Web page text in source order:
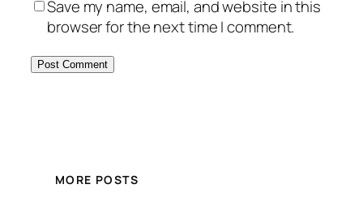
Save my name, email, and website in this
browser for the next time I comment.
MORE POSTS